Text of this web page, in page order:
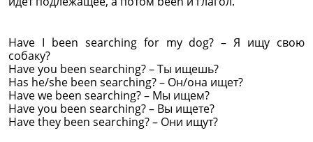
Have I been searching for my dog? – Я ищу свою
собаку?
Have you been searching? – Ты ищешь?
Has he/she been searching? – Он/она ищет?
Have we been searching? – Мы ищем?
Have you been searching? – Вы ищете?
Have they been searching? – Они ищут?